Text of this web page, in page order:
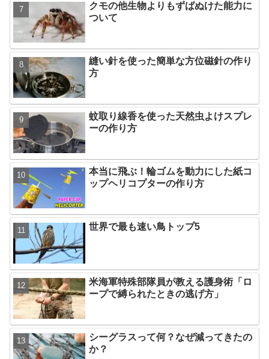
クモの他生物よりもずばぬけた能力に
ついて
縫い針を使った簡単な方位磁針の作り
方
蚊取り線香を使った天然虫よけスプレ
ーの作り方
本当に飛ぶ！輪ゴムを動力にした紙コ
ップヘリコプターの作り方
世界で最も速い鳥トップ5
米海軍特殊部隊員が教える護身術「ロ
ープで縛られたときの逃げ方」
シーグラスって何？なぜ減ってきたの
か？